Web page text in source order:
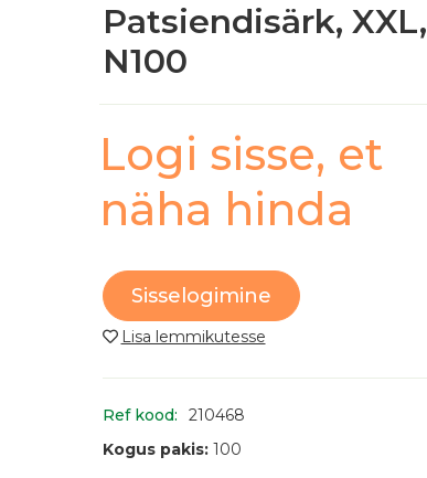
Patsiendisärk, XXL,
N100
Logi sisse, et
näha hinda
Sisselogimine
Ref kood:
210468
Kogus pakis: 100